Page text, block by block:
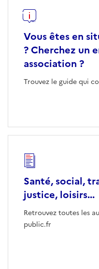
Vous êtes en
? Cherchez un
association ?
Trouvez le guide qui
Santé, social,
justice, loisirs...
Retrouvez toutes les
public.fr